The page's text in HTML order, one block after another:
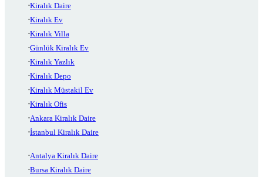
Kiralık Daire
Kiralık Ev
Kiralık Villa
Günlük Kiralık Ev
Kiralık Yazlık
Kiralık Depo
Kiralık Müstakil Ev
Kiralık Ofis
Ankara Kiralık Daire
İstanbul Kiralık Daire
Antalya Kiralık Daire
Bursa Kiralık Daire